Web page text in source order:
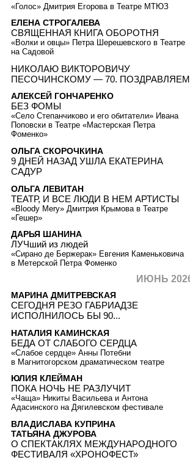
«Голос» Дмитрия Егорова в Театре МТЮЗ
ЕЛЕНА СТРОГАЛЕВА
СВЯЩЕННАЯ КНИГА ОБОРОТНЯ
«Волки и овцы» Петра Шерешевского в Театре
на Садовой
НИКОЛАЮ ВИКТОРОВИЧУ
ПЕСОЧИНСКОМУ — 70.
АЛЕКСЕЙ ГОНЧАРЕНКО
БЕЗ ФОМЫ
«Село Степанчиково и его обитатели» Ивана
Поповски в Театре «Мастерская Петра
Фоменко»
ОЛЬГА СКОРОЧКИНА
9 ДНЕЙ НАЗАД УШЛА ЕКАТЕРИНА
САДУР
ОЛЬГА ЛЕВИТАН
ТЕАТР, И ВСЕ ЛЮДИ В НЕМ АРТИСТЫ
«Bloody Mery» Дмитрия Крымова в Театре
«Гешер»
ДАРЬЯ ШАНИНА
ЛУЧший из людей
«Сирано де Бержерак» Евгения Каменьковича
в Метерской Петра Фоменко
ИЮНЬ
МАРИНА ДМИТРЕВСКАЯ
СЕГОДНЯ РЕЗО ГАБРИАДЗЕ
ИСПОЛНИЛОСЬ БЫ 90...
НАТАЛИЯ КАМИНСКАЯ
БЕДА ОТ СЛАБОГО СЕРДЦА
«Слабое сердце» Анны Потебни
в Магнитогорском драматическом театре
ЮЛИЯ КЛЕЙМАН
ПОКА НОЧЬ НЕ РАЗЛУЧИТ
«Чаща» Никиты Васильева и Антона
Адасинского на Дягилевском фестивале
ВЛАДИСЛАВА КУПРИНА
ТАТЬЯНА ДЖУРОВА
О СПЕКТАКЛЯХ МЕЖДУНАРОДНОГО
ФЕСТИВАЛЯ «ХРОНОФЕСТ»